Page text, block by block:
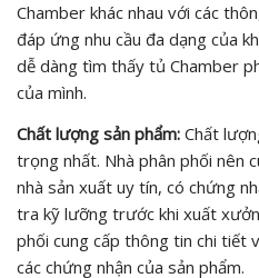
Chamber khác nhau với các
đáp ứng nhu cầu đa dạng của
dễ dàng tìm thấy tủ Chamber
của mình.
Chất lượng sản phẩm: Chất
trọng nhất. Nhà phân phối nên
nhà sản xuất uy tín, có chứng
tra kỹ lưỡng trước khi xuất
phối cung cấp thông tin chi tiết
các chứng nhận của sản phẩm.